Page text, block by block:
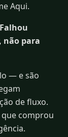
Aqui.
não para
— e são
de fluxo.
comprou